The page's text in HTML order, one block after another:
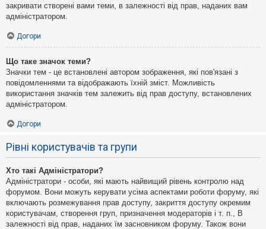
закривати створені вами теми, в залежності від прав, наданих вам
адміністратором.
Догори
Що таке значок теми?
Значки тем - це встановлені автором зображення, які пов'язані з
повідомленнями та відображають їхній зміст. Можливість
використання значків тем залежить від прав доступу, встановлених
адміністратором.
Догори
Рівні користувачів та групи
Хто такі Адміністратори?
Адміністратори - особи, які мають найвищий рівень контролю над
форумом. Вони можуть керувати усіма аспектами роботи форуму, які
включають розмежування прав доступу, закриття доступу окремим
користувачам, створення груп, призначення модераторів і т. п., В
залежності від прав, наданих їм засновником форуму. Також вони